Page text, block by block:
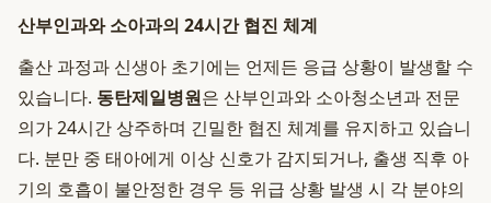
산부인과와 소아과의 24시간 협진 체계
출산 과정과 신생아 초기에는 언제든 응급 상황이 발생할 수
있습니다. 동탄제일병원은 산부인과와 소아청소년과 전문
의가 24시간 상주하며 긴밀한 협진 체계를 유지하고 있습니
다. 분만 중 태아에게 이상 신호가 감지되거나, 출생 직후 아
기의 호흡이 불안정한 경우 등 위급 상황 발생 시 각 분야의